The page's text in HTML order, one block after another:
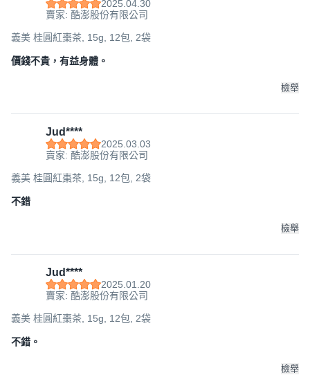
2025.04.30
賣家: 酷澎股份有限公司
義美 桂圓紅棗茶, 15g, 12包, 2袋
價錢不貴，有益身體。
檢舉
Jud****
2025.03.03
賣家: 酷澎股份有限公司
義美 桂圓紅棗茶, 15g, 12包, 2袋
不錯
檢舉
Jud****
2025.01.20
賣家: 酷澎股份有限公司
義美 桂圓紅棗茶, 15g, 12包, 2袋
不錯。
檢舉